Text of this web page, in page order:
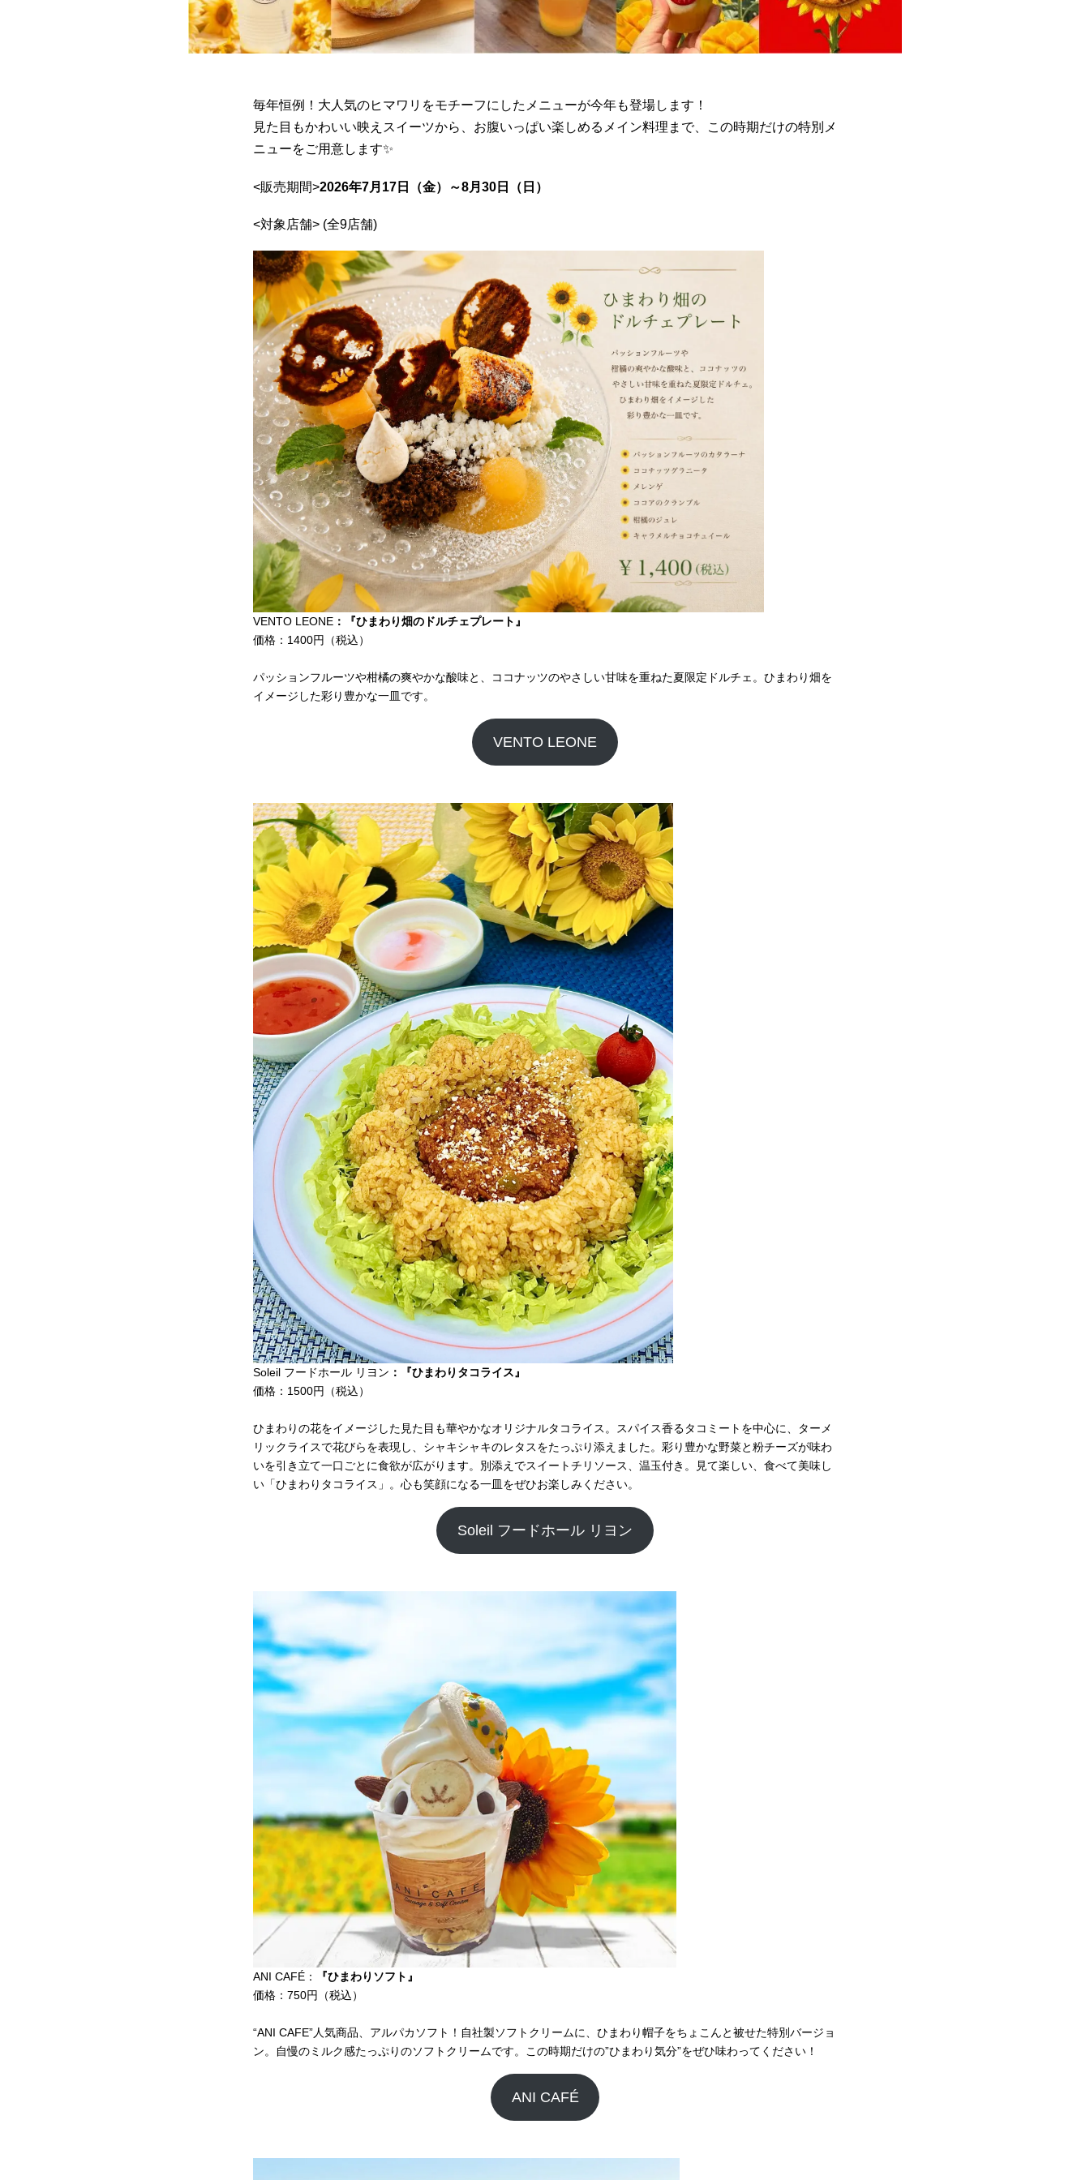
毎年恒例！大人気のヒマワリをモチーフにしたメニューが今年も登場します！
見た目もかわいい映えスイーツから、お腹いっぱい楽しめるメイン料理まで、この時期だけの特別メ
ニューをご用意します✨
<販売期間>2026年7月17日（金）～8月30日（日）
<対象店舗> (全9店舗)
VENTO LEONE ：『ひまわり畑のドルチェプレート』
価格：1400円（税込）
パッションフルーツや柑橘の爽やかな酸味と、ココナッツのやさしい甘味を重ねた夏限定ドルチェ。ひまわり畑を
イメージした彩り豊かな一皿です。
VENTO LEONE
Soleil フードホール リヨン ：『ひまわりタコライス』
価格：1500円（税込）
ひまわりの花をイメージした見た目も華やかなオリジナルタコライス。スパイス香るタコミートを中心に、ターメ
リックライスで花びらを表現し、シャキシャキのレタスをたっぷり添えました。彩り豊かな野菜と粉チーズが味わ
いを引き立て一口ごとに食欲が広がります。別添えでスイートチリソース、温玉付き。見て楽しい、食べて美味し
い「ひまわりタコライス」。心も笑顔になる一皿をぜひお楽しみください。
Soleil フードホール リヨン
ANI CAFÉ ：
『ひまわりソフト』
価格：750円（税込）
“ANI CAFE”人気商品、アルパカソフト！自社製ソフトクリームに、ひまわり帽子をちょこんと被せた特別バージョ
ン。自慢のミルク感たっぷりのソフトクリームです。この時期だけの”ひまわり気分”をぜひ味わってください！
ANI CAFÉ